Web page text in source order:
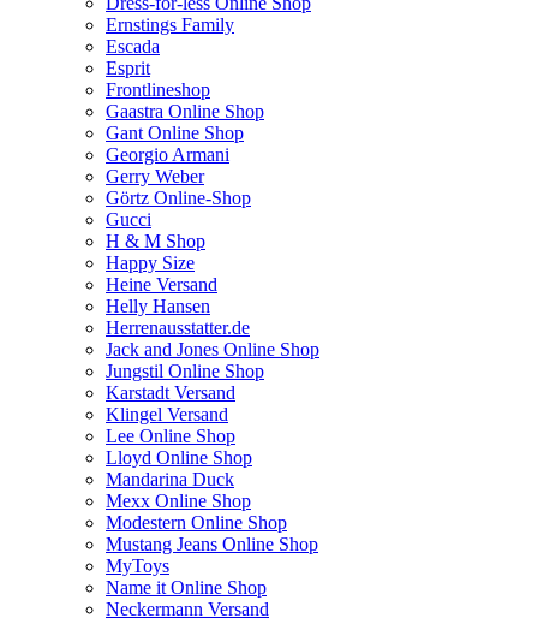
Ernstings Family
Escada
Esprit
Frontlineshop
Gaastra Online Shop
Gant Online Shop
Georgio Armani
Gerry Weber
Görtz Online-Shop
Gucci
H & M Shop
Happy Size
Heine Versand
Helly Hansen
Herrenausstatter.de
Jack and Jones Online Shop
Jungstil Online Shop
Karstadt Versand
Klingel Versand
Lee Online Shop
Lloyd Online Shop
Mandarina Duck
Mexx Online Shop
Modestern Online Shop
Mustang Jeans Online Shop
MyToys
Name it Online Shop
Neckermann Versand